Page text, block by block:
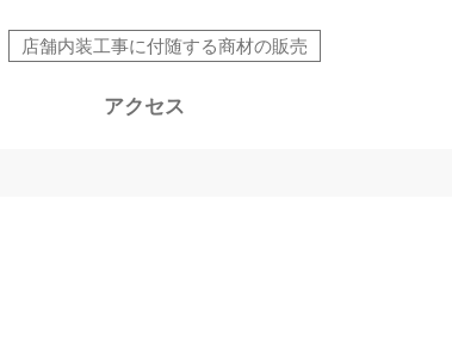
店舗内装工事に付随する商材の販売
アクセス